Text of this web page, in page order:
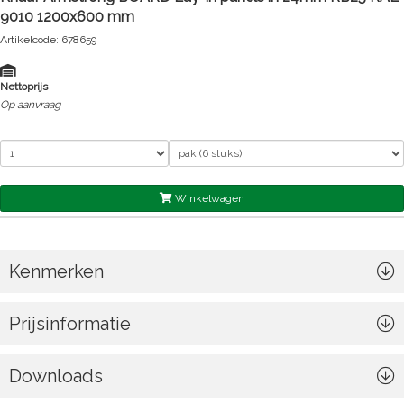
9010 1200x600 mm
Artikelcode: 678659
Nettoprijs
Op aanvraag
Winkelwagen
Kenmerken
Prijsinformatie
Downloads